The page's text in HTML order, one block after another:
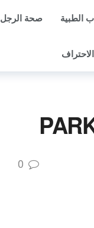
الطبية صحة الرجل
0